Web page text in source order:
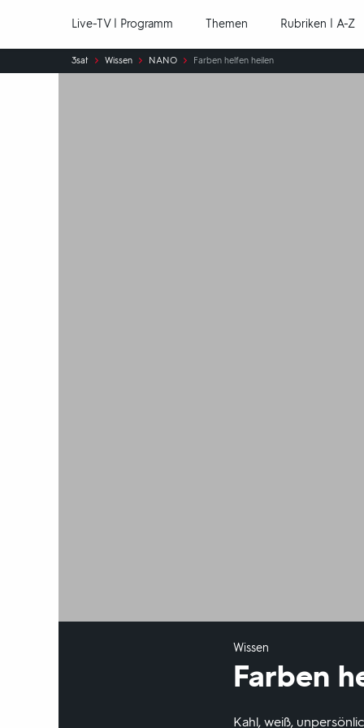
Live-TV | Programm Themen Rubriken | A-Z
Sie
sind
3sat Wissen NANO Farben helfen heilen
Wissen
Farben
Kahl, weiß,